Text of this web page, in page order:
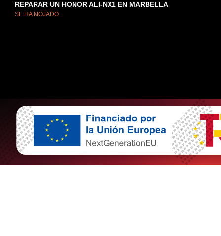
REPARAR UN HONOR ALI-NX1 EN MARBELLA
SE HA MOJADO